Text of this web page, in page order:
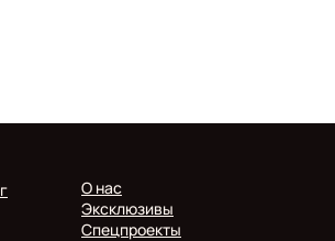
О нас
Эксклюзивы
Спецпроекты